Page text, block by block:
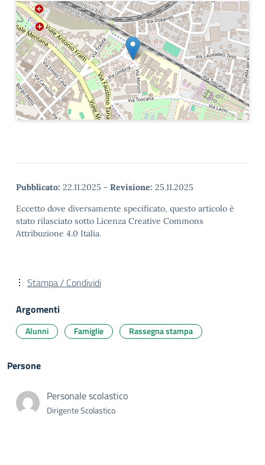
Pubblicato: 22.11.2025 - Revisione: 25.11.2025
Eccetto dove diversamente specificato, questo articolo è
stato rilasciato sotto Licenza Creative Commons
Attribuzione 4.0 Italia.
Stampa / Condividi
Argomenti
Alunni Famiglie Rassegna stampa
Persone
Personale scolastico
Dirigente Scolastico